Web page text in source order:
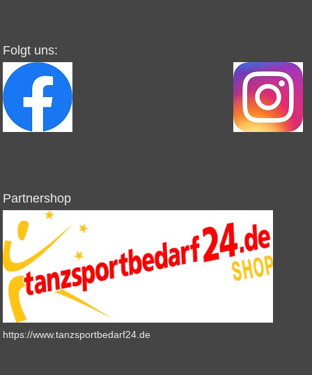
Folgt uns:
Partnershop
https://www.tanzsportbedarf24.de